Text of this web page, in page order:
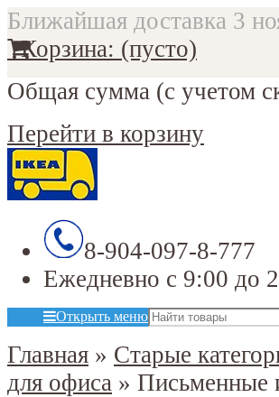
Ближайшая доставка 3
Корзина: (пусто)
Общая сумма (с учетом
Перейти в корзину
8-904-097-8-777
Ежедневно с 9:00 до
Открыть меню
Главная » Старые
для офиса » Письменные